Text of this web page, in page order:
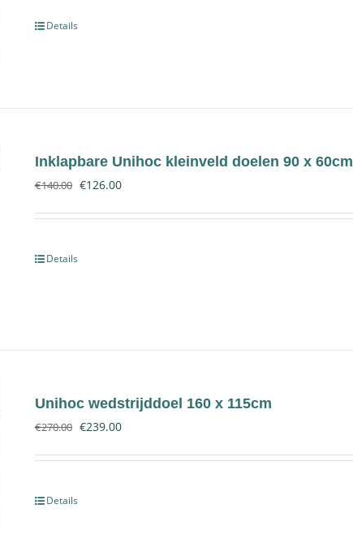
Details
Inklapbare Unihoc kleinveld doelen 90 x 60cm
€140.00 €126.00
Details
Unihoc wedstrijddoel 160 x 115cm
€270.00 €239.00
Details